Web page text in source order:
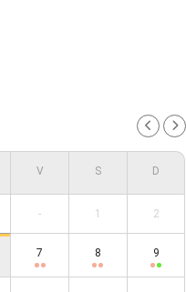
- 1 2
7 8 9